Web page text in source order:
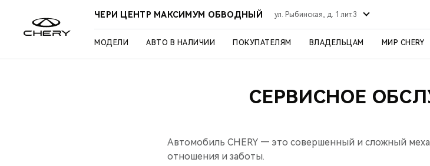
ЧЕРИ ЦЕНТР МАКСИМУМ ОБВОДНЫЙ ул. Рыбинская, д. 1 лит.3
МОДЕЛИ АВТО В НАЛИЧИИ ПОКУПАТЕЛЯМ ВЛАДЕЛЬЦАМ МИР CHERY
СЕРВИСНОЕ
Автомобиль CHERY — это совершенный и сложный
отношения и заботы.